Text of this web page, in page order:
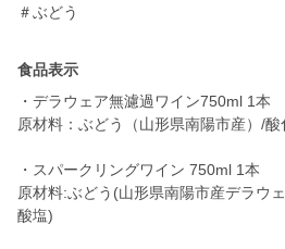
＃ぶどう
食品表示
・デラウェア無濾過ワイン750ml 1本
原材料：ぶどう（山形県南陽市産）/酸
・スパークリングワイン 750ml 1本
原材料:ぶどう(山形県南陽市産デラウ
酸塩)